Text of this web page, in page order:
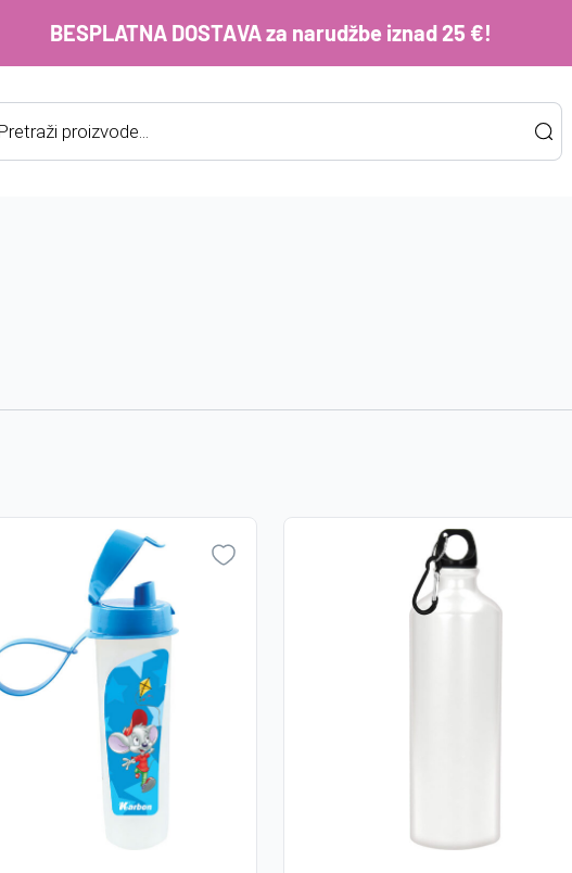
BESPLATNA DOSTAVA za narudžbe iznad 25 €!